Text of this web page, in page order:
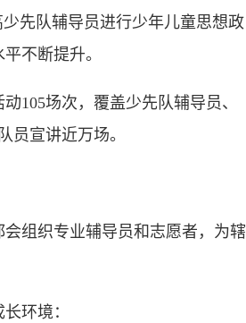
先队辅导员进行少年儿童思想政
不断提升。
场次，覆盖少先队辅导员、
员宣讲近万场。
组织专业辅导员和志愿者，为辖
环境：